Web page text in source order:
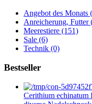
Angebot des Monats
Anreicherung, Futter
Meerestiere (151)
Sale (6)
Technik (0)
Bestseller
Cerithium echinatum